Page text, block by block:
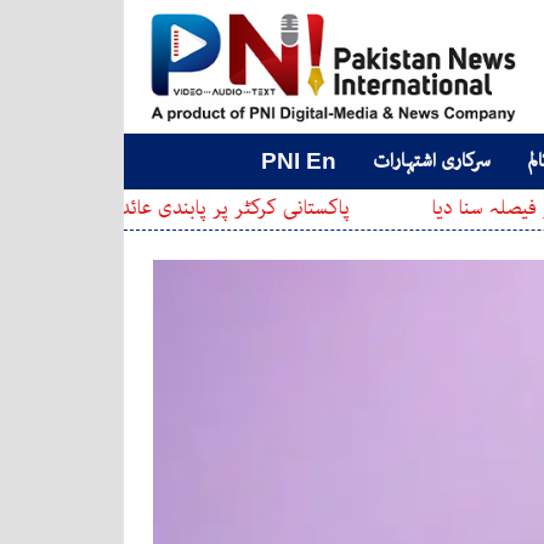
سرکاری اشتہارات PNI En
پاکستانی کرکٹر پر پابندی عائد کر دی گئی